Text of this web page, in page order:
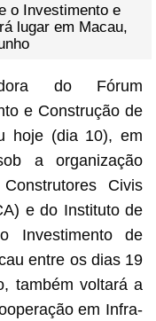
o Investimento e
lugar em Macau,
do Fórum
e Construção de
hoje (dia 10), em
a organização
Civis
e do Instituto de
Investimento de
entre os dias 19
também voltará a
em Infra-